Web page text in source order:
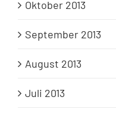
Oktober 2013
September 2013
August 2013
Juli 2013